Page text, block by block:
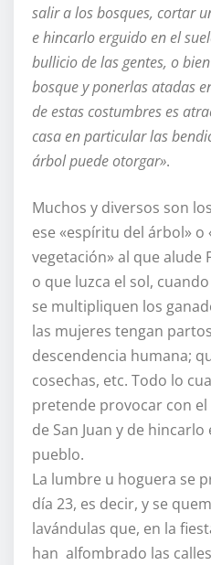
salir a los bosques, cortar
e hincarlo erguido en el
bullicio de las gentes, o
bosque y ponerlas atadas
de estas costumbres es
casa en particular las
árbol puede otorgar».
Muchos y diversos son
ese «espíritu del árbol» o
vegetación» al que alude
o que luzca el sol,
se multipliquen los
las mujeres tengan
descendencia humana;
cosechas, etc. Todo lo
pretende provocar con
de San Juan y de
pueblo.
La lumbre u hoguera se
día 23, es decir, y se
lavándulas que, en la
han alfombrado las